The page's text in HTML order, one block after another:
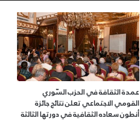
عمدة الثقافة في الحزب السّوري
القومي الاجتماعي تعلن نتائج جائزة
أنطون سعاده الثقافية في دورتها الثالثة